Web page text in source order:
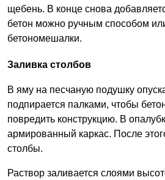
щебень. В конце снова
бетон можно ручным способом
бетономешалки.
Заливка столбов
В яму на песчаную подушку
подпирается палками, чтобы
повредить конструкцию. В
армированный каркас. После
столбы.
Раствор заливается слоями